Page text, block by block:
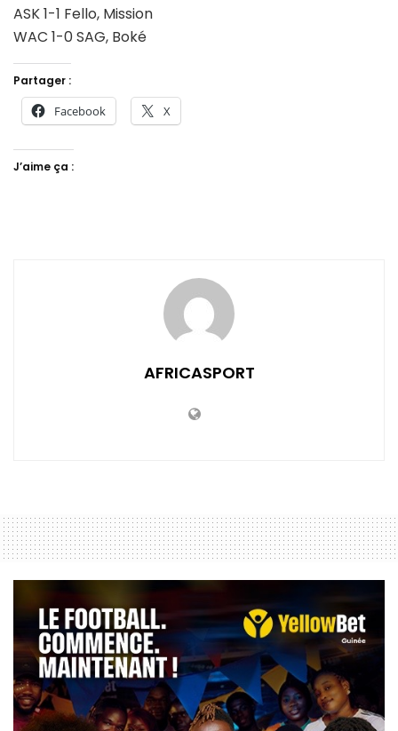
ASK 1-1 Fello, Mission
WAC 1-0 SAG, Boké
Partager :
Facebook X
J’aime ça :
AFRICASPORT